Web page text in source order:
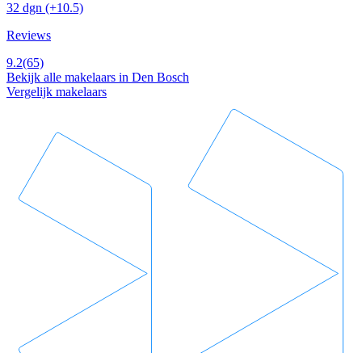
32 dgn (+10.5)
Reviews
9.2(65)
Bekijk alle makelaars in Den Bosch
Vergelijk makelaars